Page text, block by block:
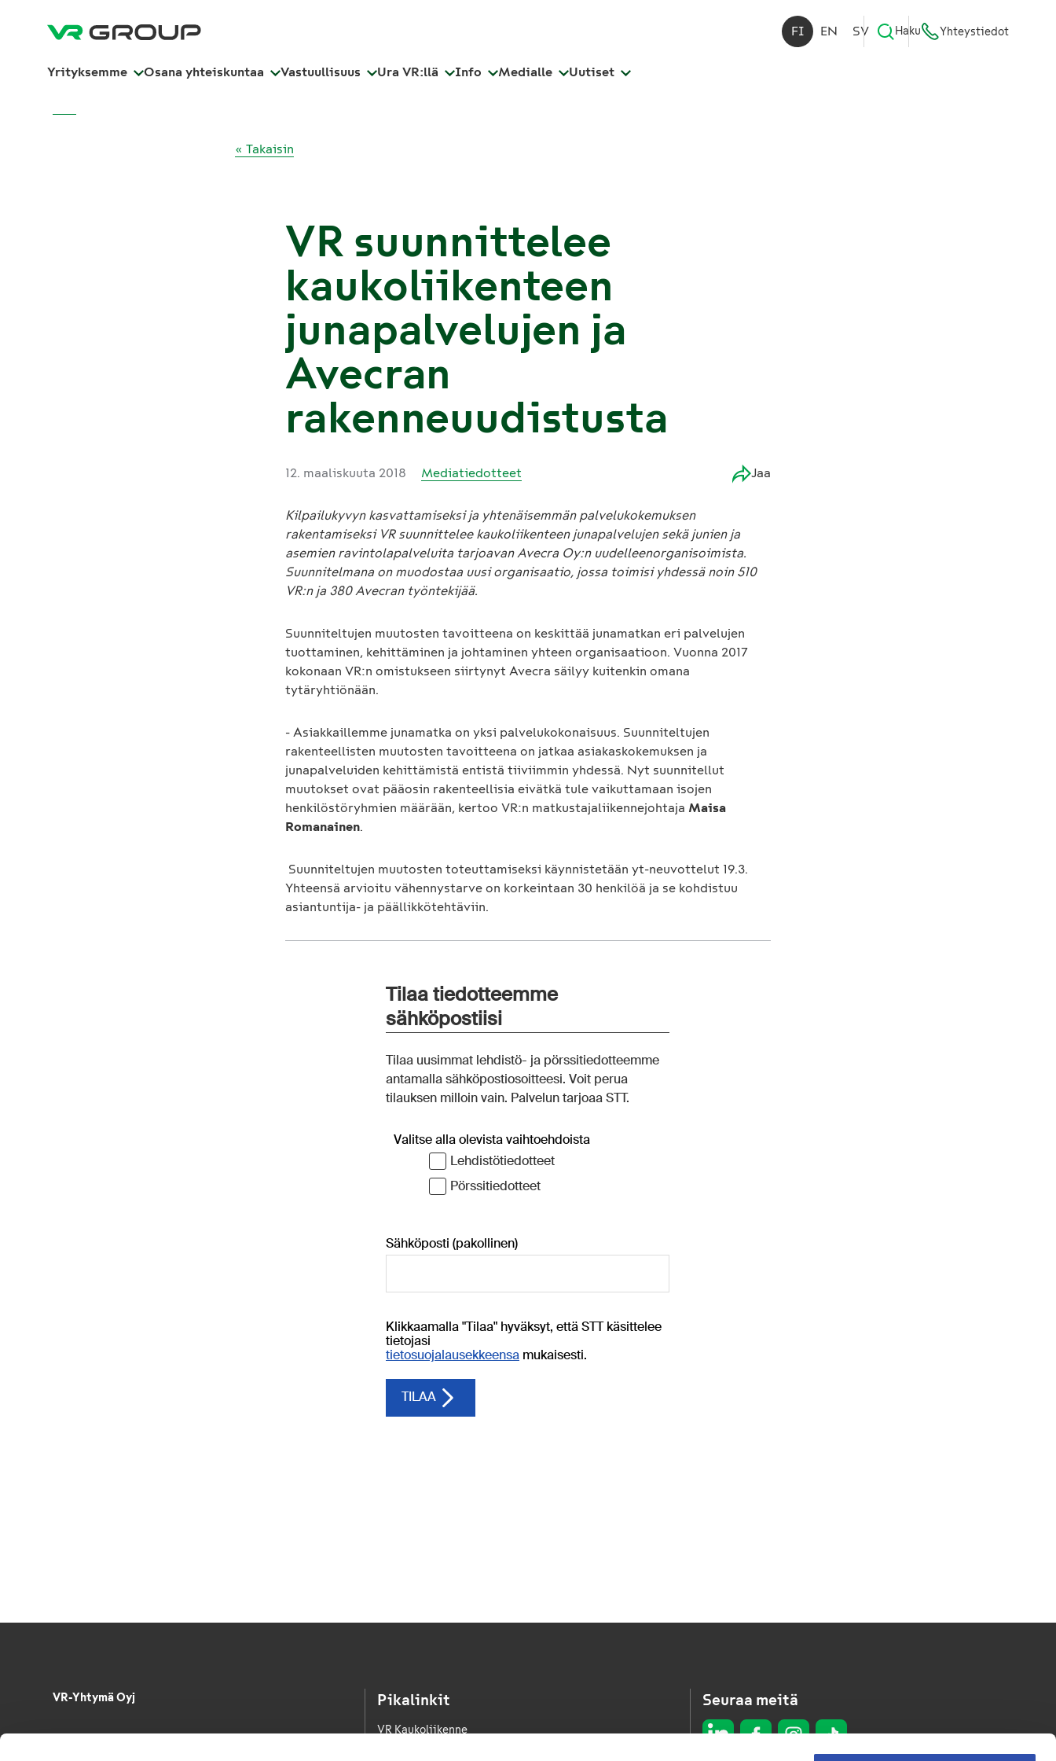
FI EN SV Haku Yhteystiedot
Yrityksemme Osana yhteiskuntaa Vastuullisuus Ura VR:llä Info Medialle Uutiset
« Takaisin
VR suunnittelee
kaukoliikenteen
junapalvelujen ja
Avecran
rakenneuudistusta
12. maaliskuuta 2018 Mediatiedotteet Jaa
Kilpailukyvyn kasvattamiseksi ja yhtenäisemmän palvelukokemuksen
rakentamiseksi VR suunnittelee kaukoliikenteen junapalvelujen sekä junien ja
asemien ravintolapalveluita tarjoavan Avecra Oy:n uudelleenorganisoimista.
Suunnitelmana on muodostaa uusi organisaatio, jossa toimisi yhdessä noin 510
VR:n ja 380 Avecran työntekijää.
Suunniteltujen muutosten tavoitteena on keskittää junamatkan eri palvelujen
tuottaminen, kehittäminen ja johtaminen yhteen organisaatioon. Vuonna 2017
kokonaan VR:n omistukseen siirtynyt Avecra säilyy kuitenkin omana
tytäryhtiönään.
- Asiakkaillemme junamatka on yksi palvelukokonaisuus. Suunniteltujen
rakenteellisten muutosten tavoitteena on jatkaa asiakaskokemuksen ja
junapalveluiden kehittämistä entistä tiiviimmin yhdessä. Nyt suunnitellut
muutokset ovat pääosin rakenteellisia eivätkä tule vaikuttamaan isojen
henkilöstöryhmien määrään, kertoo VR:n matkustajaliikennejohtaja Maisa
Romanainen.
Suunniteltujen muutosten toteuttamiseksi käynnistetään yt-neuvottelut 19.3.
Yhteensä arvioitu vähennystarve on korkeintaan 30 henkilöä ja se kohdistuu
asiantuntija- ja päällikkötehtäviin.
VR-Yhtymä Oyj Pikalinkit
VR Kaukoliikenne
Seuraa meitä